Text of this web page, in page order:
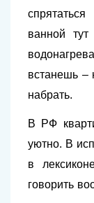
ванной
встанешь –
набрать.
В РФ
уютно. В
в
говорить